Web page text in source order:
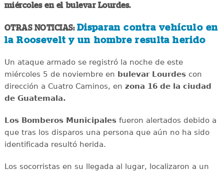
miércoles en el bulevar Lourdes.
OTRAS NOTICIAS: Disparan contra vehículo en
la Roosevelt y un hombre resulta herido
Un ataque armado se registró la noche de este
miércoles 5 de noviembre en bulevar Lourdescon
dirección a Cuatro Caminos, en zona 16 de la ciudad
de Guatemala.
Los Bomberos Municipalesfueron alertados debido a
que tras los disparos una persona que aún no ha sido
identificada resultó herida.
Los socorristas en su llegada al lugar, localizaron a un